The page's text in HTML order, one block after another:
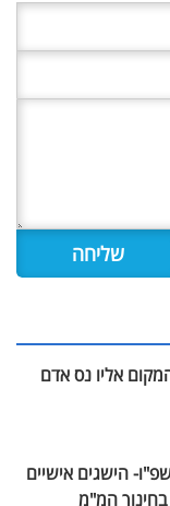
אליו נס אדם
הישגים אישיים
המ"מ